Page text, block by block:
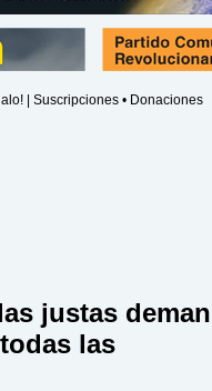
Suscripciones • Donaciones
justas
las